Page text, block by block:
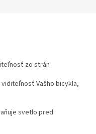
zo strán
Vašho bicykla,
svetlo pred